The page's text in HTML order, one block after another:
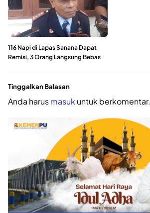
116 Napi di Lapas Sanana Dapat
Remisi, 3 Orang Langsung Bebas
Tinggalkan Balasan
Anda harusmasuk untuk berkomentar.